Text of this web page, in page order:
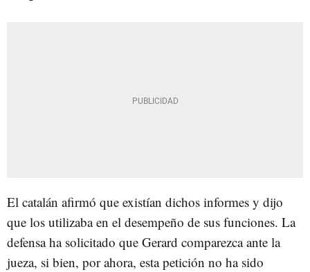
El catalán afirmó que existían dichos informes y dijo
que los utilizaba en el desempeño de sus funciones. La
defensa ha solicitado que Gerard comparezca ante la
jueza, si bien, por ahora, esta petición no ha sido